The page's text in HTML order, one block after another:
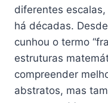
diferentes
há décadas.
cunhou o termo
estruturas
compreender
abstratos, mas